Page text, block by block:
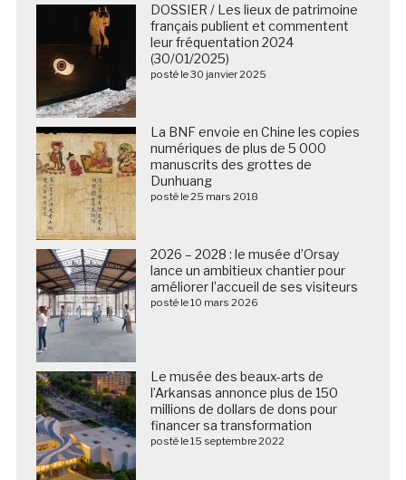
DOSSIER / Les lieux de patrimoine
français publient et commentent
leur fréquentation 2024
(30/01/2025)
posté le 30 janvier 2025
La BNF envoie en Chine les copies
numériques de plus de 5 000
manuscrits des grottes de
Dunhuang
posté le 25 mars 2018
2026 – 2028 : le musée d’Orsay
lance un ambitieux chantier pour
améliorer l’accueil de ses visiteurs
posté le 10 mars 2026
Le musée des beaux-arts de
l’Arkansas annonce plus de 150
millions de dollars de dons pour
financer sa transformation
posté le 15 septembre 2022